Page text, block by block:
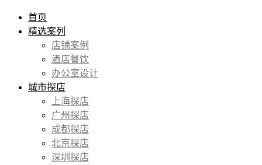
首页
精选案列
店铺案例
酒店餐饮
办公室设计
城市探店
上海探店
广州探店
成都探店
北京探店
深圳探店